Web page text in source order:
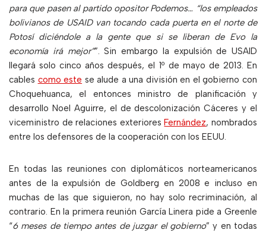
para que pasen al partido opositor Podemos… “los empleados
bolivianos de USAID van tocando cada puerta en el norte de
Potosí diciéndole a la gente que si se liberan de Evo la
economía irá mejor””. Sin embargo la expulsión de USAID
llegará solo cinco años después, el 1º de mayo de 2013. En
cables como este se alude a una división en el gobierno con
Choquehuanca, el entonces ministro de planificación y
desarrollo Noel Aguirre, el de descolonización Cáceres y el
viceministro de relaciones exterioresFernández, nombrados
entre los defensores de la cooperación con los EEUU.
En todas las reuniones con diplomáticos norteamericanos
antes de la expulsión de Goldberg en 2008 e incluso en
muchas de las que siguieron, no hay solo recriminación, al
contrario. En la primera reunión García Linera pide a Greenle
“6 meses de tiempo antes de juzgar el gobierno” y en todas